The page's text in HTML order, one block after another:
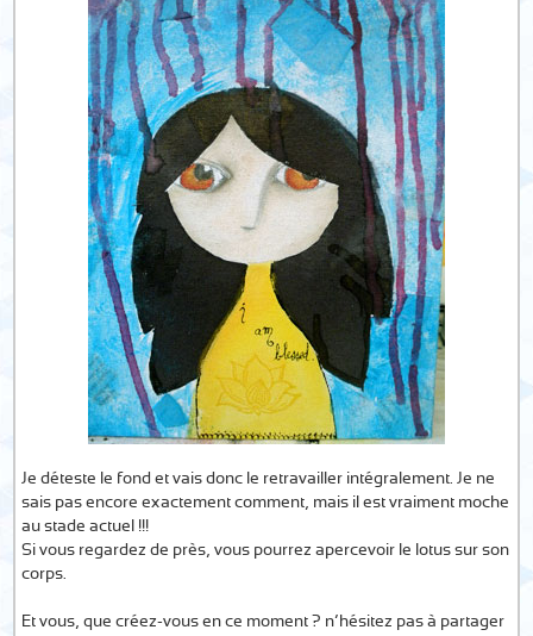
Je déteste le fond et vais donc le retravailler intégralement. Je ne
sais pas encore exactement comment, mais il est vraiment moche
au stade actuel !!!
Si vous regardez de près, vous pourrez apercevoir le lotus sur son
corps.
Et vous, que créez-vous en ce moment ? n’hésitez pas à partager